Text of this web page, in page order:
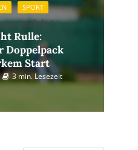
SPORT
perfekt”
Rulle:
Doppelpack
Start
3 min. Lesezeit